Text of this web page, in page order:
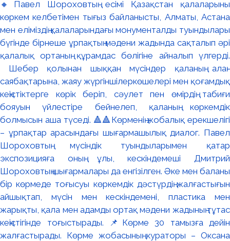
🔸Павел Шороховтың есімі Қазақстан қалаларының
көркем келбетімен тығыз байланысты, Алматы, Астана
мен еліміздің қалаларындағы монументалды туындылары
бүгінде бірнеше ұрпақтың мәдени жадында сақталып әрі
қалалық ортаның құрамдас бөлігіне айналып үлгерді.
Шебер қолынан шыққан мүсіндер қаланың алаң-
саябақтарына, жаяу жүргіншілеркөшелері мен қоғамдық
кеңістіктерге көрік беріп, сәулет пен өмірдің табиғи
бояуын үйлестіре бейнелеп, қаланың көркемдік
болмысын аша түседі. 🔺🔺Көрменің жобалық ерекшелігі
– ұрпақтар арасындағы шығармашылық диалог. Павел
Шороховтың мүсіндік туындыларымен қатар
экспозицияға оның ұлы, кескіндемеші Дмитрий
Шороховтың шығармалары да енгізілген. Әке мен баланың
бір көрмеде тоғысуы көркемдік дәстүрдің жалғастығын
айшықтап, мүсін мен кескіндемені, пластика мен
жарықты, қала мен адамды ортақ мәдени жадының тұтас
кеңістігінде тоғыстырады. 📌Көрме 30 тамызға дейін
жалғастырады. Көрме жобасының кураторы – Оксана